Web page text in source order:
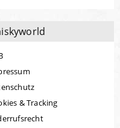
& Tracking